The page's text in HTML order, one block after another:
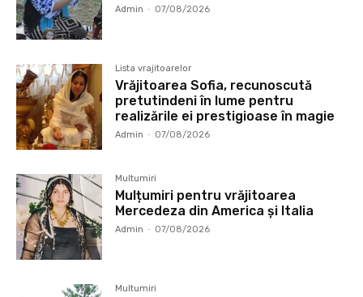
Admin - 07/08/2026
Lista vrajitoarelor
Vrăjitoarea Sofia, recunoscută
pretutindeni în lume pentru
realizările ei prestigioase în magie
Admin - 07/08/2026
Multumiri
Mulțumiri pentru vrăjitoarea
Mercedeza din America și Italia
Admin - 07/08/2026
Multumiri